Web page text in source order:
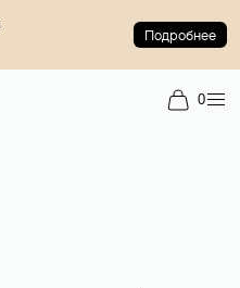
Подробнее
0